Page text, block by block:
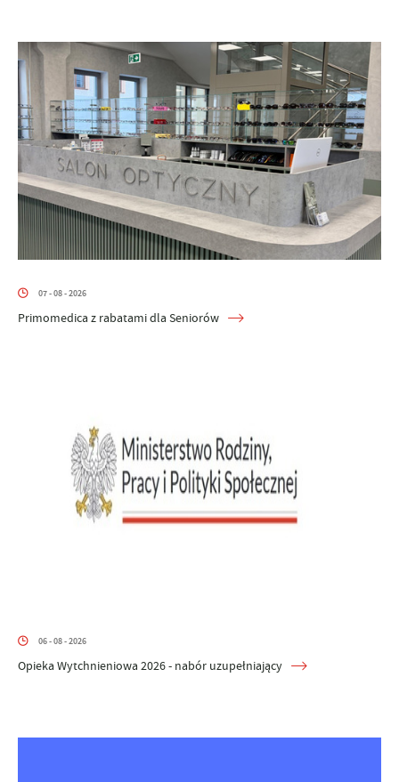
07 - 08 - 2026
Primomedica z rabatami dla Seniorów
06 - 08 - 2026
Opieka Wytchnieniowa 2026 - nabór uzupełniający